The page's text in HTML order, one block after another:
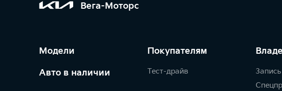
Вега-Моторс
Модели
Авто в наличии
Покупателям
Тест-драйв